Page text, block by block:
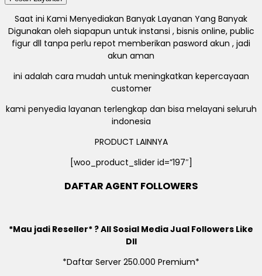
Saat ini Kami Menyediakan Banyak Layanan Yang Banyak
Digunakan oleh siapapun untuk instansi , bisnis online, public
figur dll tanpa perlu repot memberikan pasword akun , jadi
akun aman
ini adalah cara mudah untuk meningkatkan kepercayaan
customer
kami penyedia layanan terlengkap dan bisa melayani seluruh
indonesia
PRODUCT LAINNYA
[woo_product_slider id=”197″]
DAFTAR AGENT FOLLOWERS
*Mau jadi Reseller* ? All Sosial Media Jual Followers Like
Dll
*Daftar Server 250.000 Premium*